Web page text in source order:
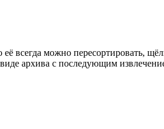
всегда можно пересортировать,
архива с последующим